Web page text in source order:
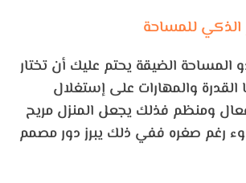
الذكي للمساحة
المساحة الضيقة يحتم عليك أن تختار
والمهارات على إستغلال
ومنظم فذلك يجعل المنزل مريح
رغم صغره ففي ذلك يبرز دور مصمم